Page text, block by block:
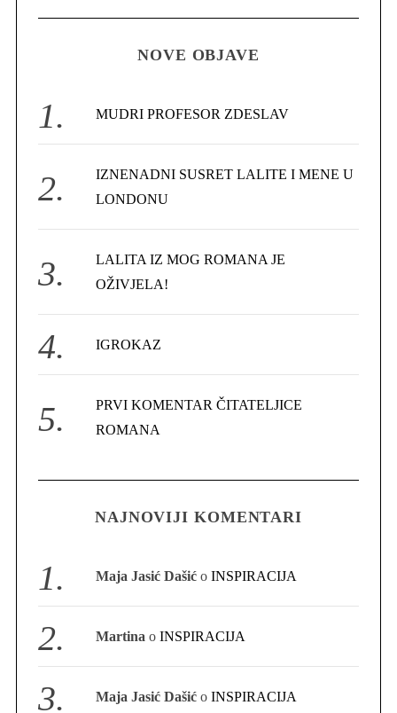
o
C
NOVE OBJAVE
MUDRI PROFESOR ZDESLAV
IZNENADNI SUSRET LALITE I MENE U
LONDONU
LALITA IZ MOG ROMANA JE
OŽIVJELA!
IGROKAZ
PRVI KOMENTAR ČITATELJICE
ROMANA
NAJNOVIJI KOMENTARI
Maja Jasić Dašić oINSPIRACIJA
Martina oINSPIRACIJA
Maja Jasić Dašić oINSPIRACIJA
S
f
r
: